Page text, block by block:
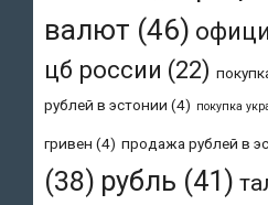
валют (46)
цб россии (22)
рублей в эстонии (4) покупка
гривен (4) продажа рублей в
(38) рубль (41)